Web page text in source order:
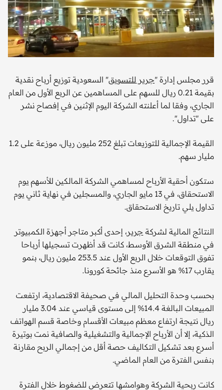
قرر مجلس إدارة "جرير للتسويق" السعودية توزيع أرباح نقدية
بقيمة 0.21 ريال للسهم على المساهمين عن الربع الأول من العام
الجاري، وفقا لما أعلنته الشركة اليوم الإثنين في إفصاح نشر
على "تداول".
القيمة الإجمالية للتوزيعات تبلغ 252 مليون ريال، موزعة على 1.2
مليار سهم.
ستكون أحقية الأرباح لمساهمي الشركة المالكين للأسهم يوم
الاستحقاق، في 13 مايو الجاري، والمسجلين في نهاية ثاني يوم
تداول يلي تاريخ الاستحقاق.
النتائج المالية لشركة جرير، إحدى أكبر متاجر أجهزة الكمبيوتر
في منطقة الشرق الأوسط، كانت قد أظهرت تسجيلها أرباحا
تفوق التوقعات خلال الربع الأول عند 253.5 مليون ريال، بنمو
يقارب 17% هو الأسرع منذ جائحة كورونا.
بحسب وحدة التحليل المالي في صحيفة الاقتصادية، ارتفعت
المبيعات البالغة 14.4% إلى مستوى قياسي عند 3.04 مليار
ريال نتيجة ارتفاع معظم مبيعات الأقسام وخاصة قسم الهواتف
الذكية، إلا أن الأرباح الإجمالية والتشغيلية والصافية نمت بوتيرة
أسرع بعد تشكيل التكاليف حصة أقل من إجمالي الربح مقارنة
بنفس الفترة من العام الماضي.
كانت ربحية الشركة وهوامشها تتعرض للضغوط خلال الفترة